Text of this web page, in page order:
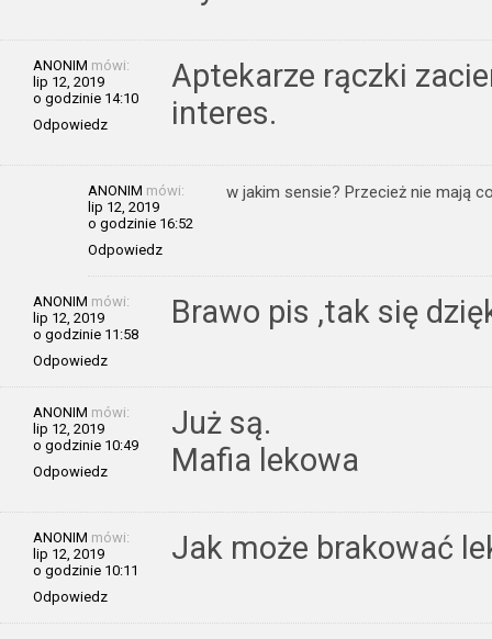
ANONIM mówi:
lip 12, 2019
o godzinie 14:10
Odpowiedz
Aptekarze rączki
interes.
ANONIM mówi:
lip 12, 2019
o godzinie 16:52
Odpowiedz
w jakim sensie? Przecież nie mają
ANONIM mówi:
lip 12, 2019
o godzinie 11:58
Odpowiedz
Brawo pis ,tak się
ANONIM mówi:
lip 12, 2019
o godzinie 10:49
Odpowiedz
Już są.
Mafia lekowa
ANONIM mówi:
lip 12, 2019
o godzinie 10:11
Odpowiedz
Jak może brakować